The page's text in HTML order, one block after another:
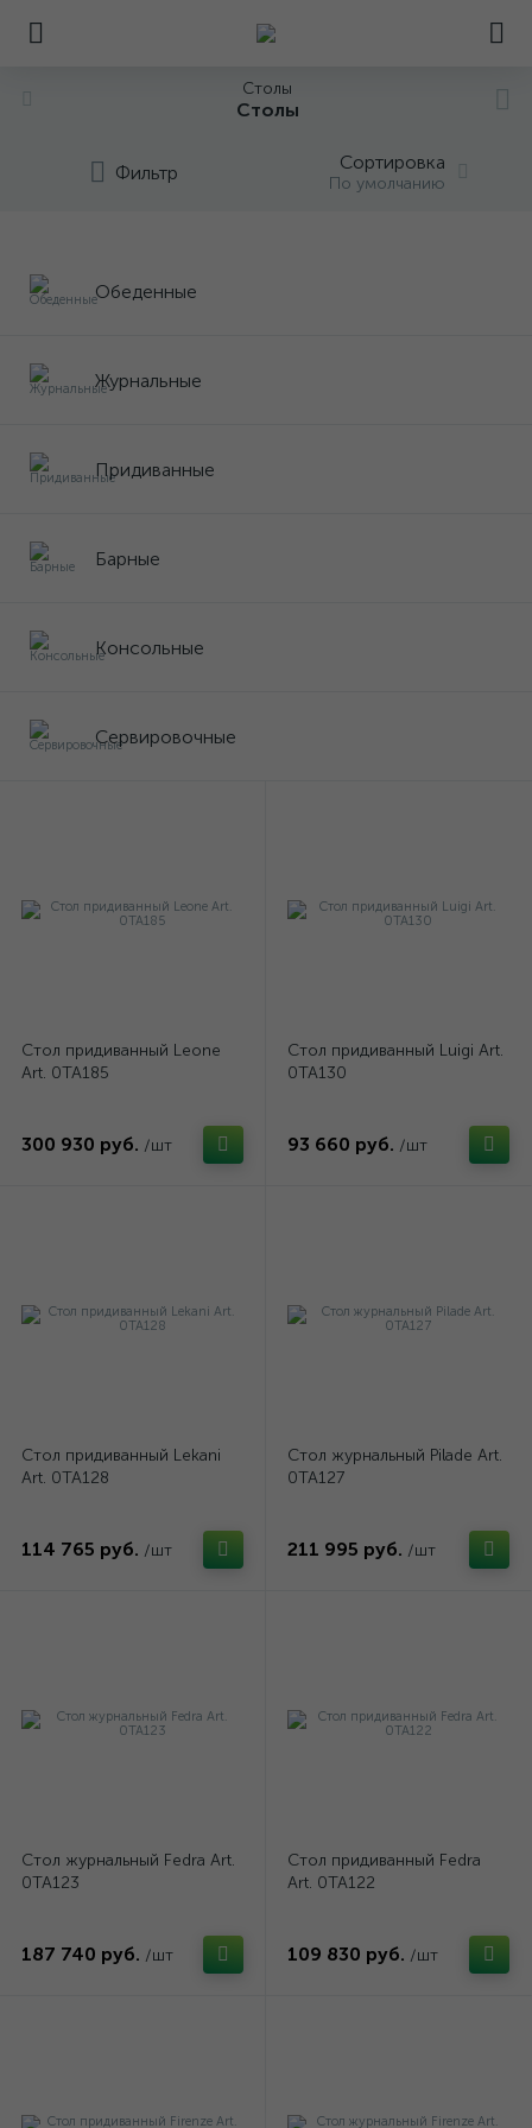
Столы
Столы
Фильтр Сортировка
По умолчанию
Обеденные
Журнальные
Придиванные
Барные
Консольные
Сервировочные
Стол придиванный Leone
Art. 0TA185
300 930 руб. /шт
Стол придиванный Luigi Art.
0TA130
93 660 руб. /шт
Стол придиванный Lekani
Art. 0TA128
114 765 руб. /шт
Стол журнальный Pilade Art.
0TA127
211 995 руб. /шт
Стол журнальный Fedra Art.
0TA123
187 740 руб. /шт
Стол придиванный Fedra
Art. 0TA122
109 830 руб. /шт